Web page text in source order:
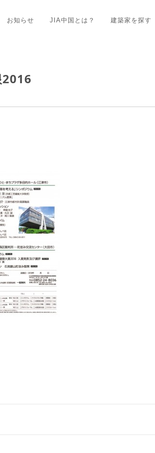
お知らせ JIA中国とは？ 建築家を探す